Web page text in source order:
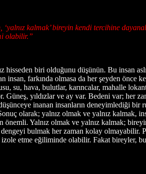
‘yalnız kalmak’ bireyin kendi tercihine
olabilir.”
biri olduğunu düşünün. Bu insan
insan, farkında olmasa da her şeyden
su, hava, bulutlar, karıncalar, mahalle
yıldızlar ve ay var. Bedeni var; her
inanan insanların deneyimlediği
olarak; yalnız olmak ve yalnız kalmak,
Yalnız olmak ve yalnız kalmak;
bulmak her zaman kolay olmayabilir.
etme eğiliminde olabilir. Fakat bireyler,